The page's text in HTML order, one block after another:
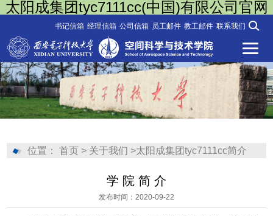
太阳成集团tyc7111cc(中国)有限公司官网
书记信箱 经理信箱 公司信箱 员工邮件 教工邮件 联系我们
位置：首页 > 关于我们 >​太阳成集团tyc7111cc简介
学 院 简 介
发布时间：2020-09-22